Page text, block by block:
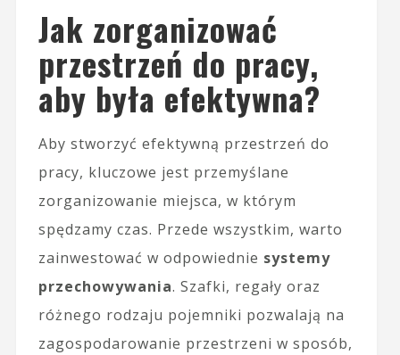
Jak zorganizować
przestrzeń do pracy,
aby była efektywna?
Aby stworzyć efektywną przestrzeń do
pracy, kluczowe jest przemyślane
zorganizowanie miejsca, w którym
spędzamy czas. Przede wszystkim, warto
zainwestować w odpowiednie systemy
przechowywania. Szafki, regały oraz
różnego rodzaju pojemniki pozwalają na
zagospodarowanie przestrzeni w sposób,